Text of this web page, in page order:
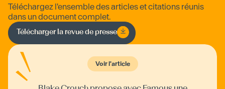
Téléchargez l'ensemble des articles et citations réunis
dans un document complet.
Télécharger la revue de presse
Voir l'article